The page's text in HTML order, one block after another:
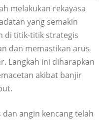
melakukan rekayasa
yang semakin
di titik-titik strategis
dan memastikan arus
Langkah ini diharapkan
akibat banjir
angin kencang telah